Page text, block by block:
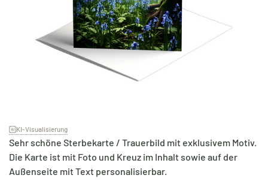
KI-Visualisierung
Sehr schöne Sterbekarte / Trauerbild mit exklusivem Motiv.
Die Karte ist mit Foto und Kreuz im Inhalt sowie auf der
Außenseite mit Text personalisierbar.